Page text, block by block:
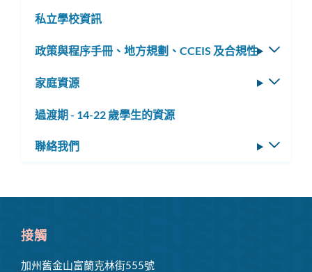
私立學校資訊
政策與程序手冊、地方規劃、CCEIS 及合規性
家庭資源
過渡期 - 14-22 歲學生的資源
聯絡我們
選
接觸
加州舊金山富蘭克林街555號